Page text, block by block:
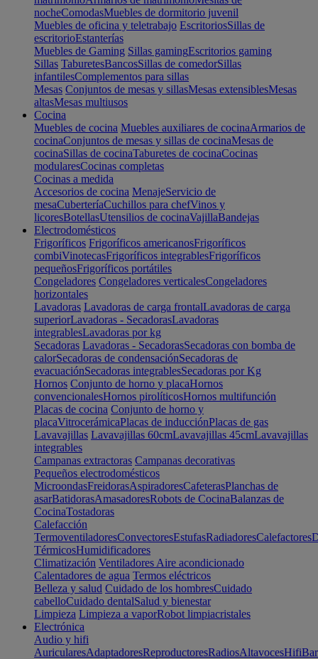
nocheComodasMuebles de dormitorio juvenil
Muebles de oficina y teletrabajo EscritoriosSillas de
escritorioEstanterías
Muebles de Gaming Sillas gamingEscritorios gaming
Sillas TaburetesBancosSillas de comedorSillas
infantilesComplementos para sillas
Mesas Conjuntos de mesas y sillasMesas extensiblesMesas
altasMesas multiusos
Cocina
Muebles de cocina Muebles auxiliares de cocinaArmarios de
cocinaConjuntos de mesas y sillas de cocinaMesas de
cocinaSillas de cocinaTaburetes de cocinaCocinas
modularesCocinas completas
Cocinas a medida
Accesorios de cocina MenajeServicio de
mesaCuberteríaCuchillos para chefVinos y
licoresBotellasUtensilios de cocinaVajillaBandejas
Electrodomésticos
Frigoríficos Frigoríficos americanosFrigoríficos
combiVinotecasFrigoríficos integrablesFrigoríficos
pequeñosFrigoríficos portátiles
Congeladores Congeladores verticalesCongeladores
horizontales
Lavadoras Lavadoras de carga frontalLavadoras de carga
superiorLavadoras - SecadorasLavadoras
integrablesLavadoras por kg
Secadoras Lavadoras - SecadorasSecadoras con bomba de
calorSecadoras de condensaciónSecadoras de
evacuaciónSecadoras integrablesSecadoras por Kg
Hornos Conjunto de horno y placaHornos
convencionalesHornos pirolíticosHornos multifunción
Placas de cocina Conjunto de horno y
placaVitrocerámicaPlacas de inducciónPlacas de gas
Lavavajillas Lavavajillas 60cmLavavajillas 45cmLavavajillas
integrables
Campanas extractoras Campanas decorativas
Pequeños electrodomésticos
MicroondasFreidorasAspiradoresCafeterasPlanchas de
asarBatidorasAmasadoresRobots de CocinaBalanzas de
CocinaTostadoras
Calefacción
TermoventiladoresConvectoresEstufasRadiadoresCalefactores
TérmicosHumidificadores
Climatización Ventiladores Aire acondicionado
Calentadores de agua Termos eléctricos
Belleza y salud Cuidado de los hombresCuidado
cabelloCuidado dentalSalud y bienestar
Limpieza Limpieza a vaporRobot limpiacristales
Electrónica
Audio y hifi
AuricularesAdaptadoresReproductoresRadiosAltavocesHifi